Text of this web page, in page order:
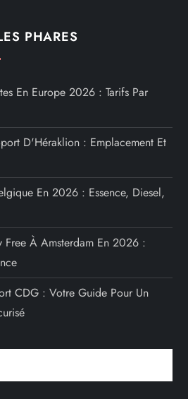
PHARES
En Europe 2026 : Tarifs Par
D'Héraklion : Emplacement Et
En 2026 : Essence, Diesel,
Free À Amsterdam En 2026 :
CDG : Votre Guide Pour Un